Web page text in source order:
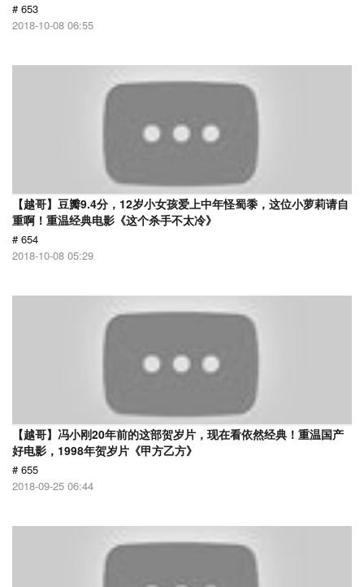
# 653
2018-10-08 06:55
【越哥】豆瓣9.4分，12岁小女孩爱上中年怪蜀黍，这位小萝莉请自
重啊！重温经典电影《这个杀手不太冷》
# 654
2018-10-08 05:29
【越哥】冯小刚20年前的这部贺岁片，现在看依然经典！重温国产
好电影，1998年贺岁片《甲方乙方》
# 655
2018-09-25 06:44